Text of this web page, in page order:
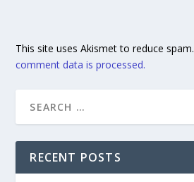
This site uses Akismet to reduce spam.
comment data is processed.
RECENT POSTS